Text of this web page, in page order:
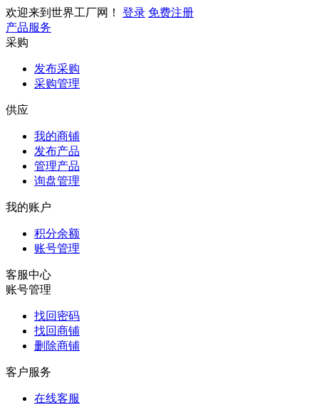
欢迎来到世界工厂网！ 登录 免费注册
产品服务
采购
发布采购
采购管理
供应
我的商铺
发布产品
管理产品
询盘管理
我的账户
积分余额
账号管理
客服中心
账号管理
找回密码
找回商铺
删除商铺
客户服务
在线客服